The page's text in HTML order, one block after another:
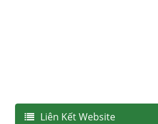
Liên Kết Website